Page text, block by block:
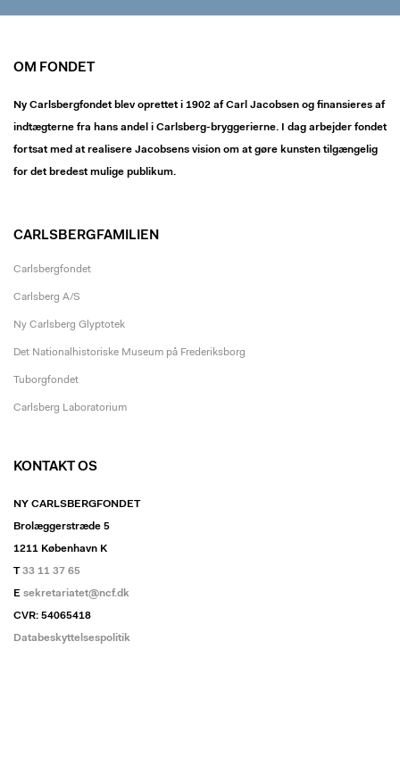
OM FONDET
Ny Carlsbergfondet blev oprettet i 1902 af Carl Jacobsen og finansieres af
indtægterne fra hans andel i Carlsberg-bryggerierne. I dag arbejder fondet
fortsat med at realisere Jacobsens vision om at gøre kunsten tilgængelig
for det bredest mulige publikum.
CARLSBERGFAMILIEN
Carlsbergfondet
Carlsberg A/S
Ny Carlsberg Glyptotek
Det Nationalhistoriske Museum på Frederiksborg
Tuborgfondet
Carlsberg Laboratorium
KONTAKT OS
NY CARLSBERGFONDET
Brolæggerstræde 5
1211 København K
T33 11 37 65
E sekretariatet@ncf.dk
CVR: 54065418
Databeskyttelsespolitik